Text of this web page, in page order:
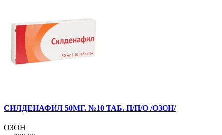
СИЛДЕНАФИЛ 50МГ. №10 ТАБ. П/П/О /ОЗОН/
ОЗОН